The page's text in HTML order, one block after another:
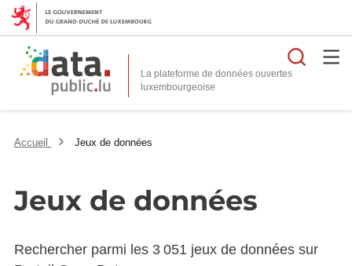
La plateforme de données ouvertes
Accueil Jeux de données
Jeux de données
Rechercher parmi les 3 051 jeux de données sur